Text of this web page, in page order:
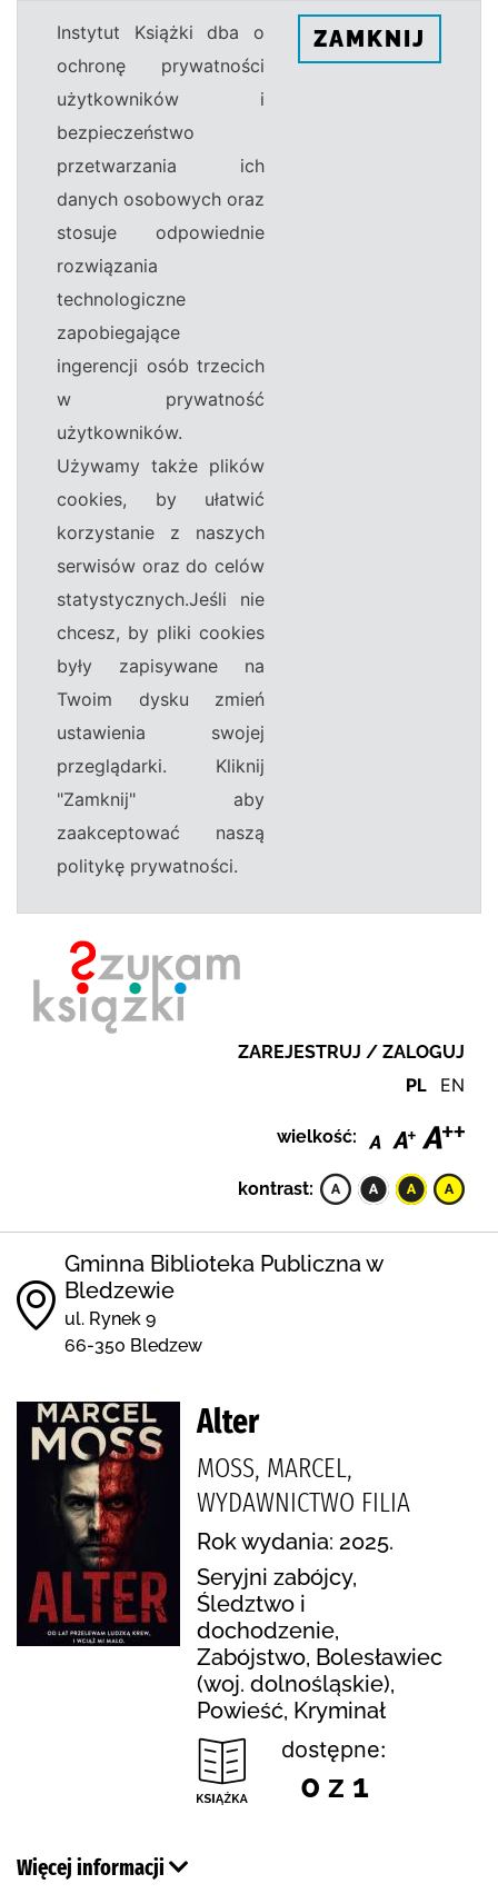
Instytut Książki dba o
ochronę prywatności
użytkowników i
bezpieczeństwo
przetwarzania ich
danych osobowych oraz
stosuje odpowiednie
rozwiązania
technologiczne
zapobiegające
ingerencji osób trzecich
w prywatność
użytkowników.
Używamy także plików
cookies, by ułatwić
korzystanie z naszych
serwisów oraz do celów
statystycznych.Jeśli nie
chcesz, by pliki cookies
były zapisywane na
Twoim dysku zmień
ustawienia swojej
przeglądarki. Kliknij
"Zamknij" aby
zaakceptować naszą
politykę prywatności.
ZAMKNIJ
ZAREJESTRUJ / ZALOGUJ
PL EN
wielkość:
kontrast:
Gminna Biblioteka Publiczna w
Bledzewie
ul. Rynek 9
66-350 Bledzew
Alter
MOSS, MARCEL,
WYDAWNICTWO FILIA
Rok wydania: 2025.
Seryjni zabójcy,
Śledztwo i
dochodzenie,
Zabójstwo, Bolesławiec
(woj. dolnośląskie),
Powieść, Kryminał
dostępne:
0 z 1
Więcej informacji